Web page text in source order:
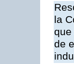
la
que
de